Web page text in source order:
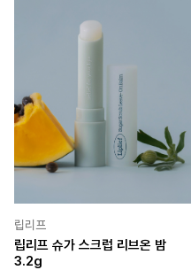
립리프
립리프 슈가 스크럽 리브온 밤
3.2g